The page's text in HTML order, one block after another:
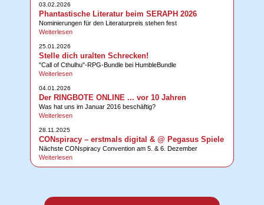
03.02.2026
Phantastische Literatur beim SERAPH 2026
Nominierungen für den Literaturpreis stehen fest
Weiterlesen
25.01.2026
Stelle dich uralten Schrecken!
"Call of Cthulhu"-RPG-Bundle bei HumbleBundle
Weiterlesen
04.01.2026
Der RINGBOTE ONLINE ... vor 10 Jahren
Was hat uns im Januar 2016 beschäftig?
Weiterlesen
28.11.2025
CONspiracy – erstmals digital & @ Pegasus Spiele
Nächste CONspiracy Convention am 5. & 6. Dezember
Weiterlesen